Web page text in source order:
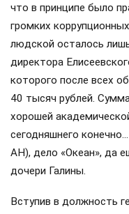
обнародования и
АН), запустил
разрулил созданный им
пахотой целинные
разнятся до сих пор…
Но вот многолетнее
Леонидом Брежневым
и, надо заметить,
благосклонна, а то и
Называй меня